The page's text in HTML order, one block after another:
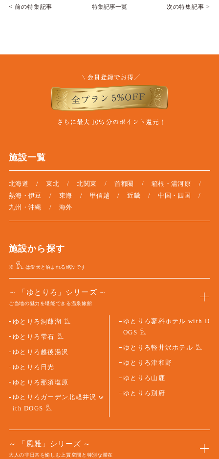
前の特集記事 次の特集記事
特集記事一覧
施設一覧
北海道 東北 北関東 首都圏
箱根・湯河原
熱海・伊豆
東海 甲信越 近畿
中国・四国
九州・沖縄
海外
施設から探す
※ は愛犬と泊まれる施設です
「ゆとりろ」シリーズ
ご当地の魅力を堪能できる温泉旅館
ゆとりろ洞爺湖
ゆとりろ雫石
ゆとりろ越後湯沢
ゆとりろ日光
ゆとりろ那須塩原
ゆとりろガーデン北軽井沢 w
ith DOGS
ゆとりろ蓼科ホテル with D
OGS
ゆとりろ軽井沢ホテル
ゆとりろ津和野
ゆとりろ山鹿
ゆとりろ別府
「風雅」シリーズ
大人の非日常を愉しむ上質空間と特別な滞在